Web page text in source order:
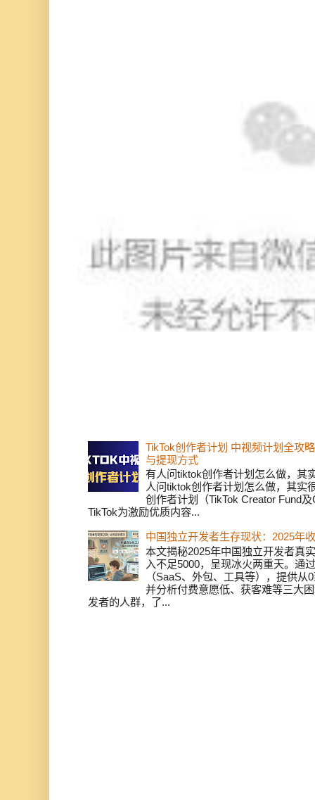
TikTok创作者计划 中视频计划全攻
与提现方式
有人问tiktok创作者计划怎么做，其
人问tiktok创作者计划怎么做，其实
创作者计划（TikTok Creator Fund
TikTok为激励优质内容...
中国独立开发者生存现状：2025年
本文揭秘2025年中国独立开发者真
入不足5000，呈现冰火两重天。通
（SaaS、外包、工具等），提供
并分析付费意愿低、获客难等三大
发者的人群，了...